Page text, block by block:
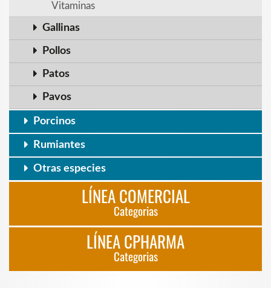
Vitaminas
Gallinas
Pollos
Patos
Pavos
Porcinos
Rumiantes
Otras especies
LÍNEA COMERCIAL
Categorias
LÍNEA CPHARMA
Categorias